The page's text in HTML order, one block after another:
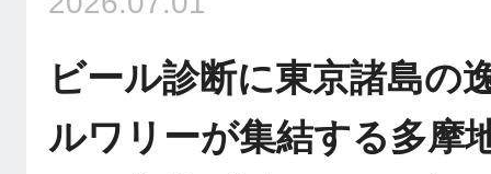
ビール診断に東京諸島の
ルワリーが集結する多摩